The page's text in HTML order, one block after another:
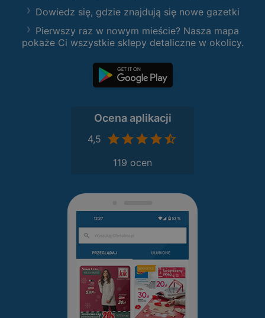
Dowiedz się, gdzie znajdują się nowe gazetki
Pierwszy raz w nowym mieście? Nasza mapa
pokaże Ci wszystkie sklepy detaliczne w okolicy.
Ocena aplikacji
4,5
119 ocen